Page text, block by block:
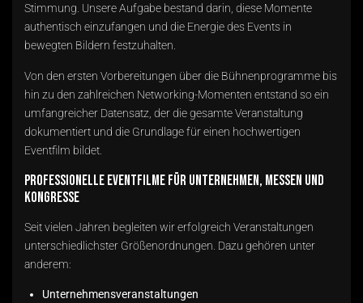
Stimmung. Unsere Aufgabe bestand darin, diese Momente
authentisch einzufangen und die Energie des Events in
bewegten Bildern festzuhalten.
Von den ersten Vorbereitungen über die Bühnenprogramme bis
hin zu den zahlreichen Networking-Momenten entstand so ein
umfangreicher Datensatz, der die gesamte Veranstaltung
dokumentiert und die Grundlage für einen hochwertigen
Eventfilm bildet.
Professionelle Eventfilme für Unternehmen, Messen und
Kongresse
Seit vielen Jahren begleiten wir erfolgreich Veranstaltungen
unterschiedlichster Größenordnungen. Dazu gehören unter
anderem:
Unternehmensveranstaltungen